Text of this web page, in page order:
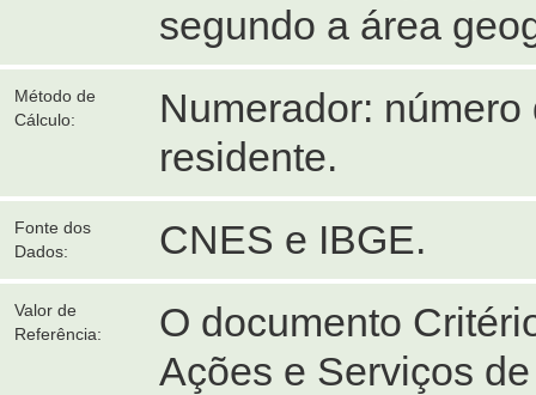
segundo a área
Método de
Cálculo:
Numerador:
residente.
Fonte dos
Dados:
CNES e IBGE.
Valor de
Referência:
O documento
Ações e Serviços